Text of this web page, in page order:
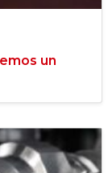
un